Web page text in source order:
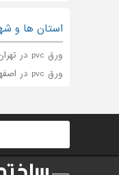
ورق
استان ها و
ورق pvc در تهران
ورق pvc در اصفهان